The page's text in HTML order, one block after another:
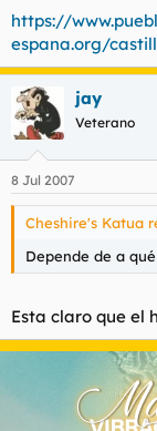
https://
espana.org/
jay
Veterano
8 Jul 2007
Cheshire's Katua
Depende de a
Esta claro que el